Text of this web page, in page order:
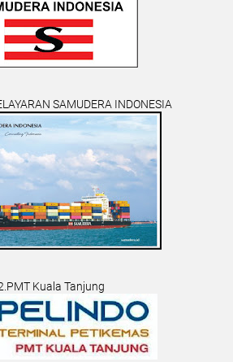
SAMUDERA INDONESIA
Kuala Tanjung